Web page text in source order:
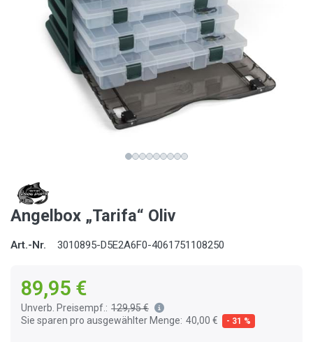
Angelbox „Tarifa“ Oliv
Art.-Nr. 3010895-D5E2A6F0-4061751108250
89,95 €
Unverb. Preisempf.: 129,95 €
Sie sparen pro ausgewählter Menge: 40,00 € - 31 %